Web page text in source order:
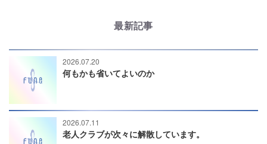
最新記事
2026.07.20
何もかも省いてよいのか
2026.07.11
老人クラブが次々に解散しています。